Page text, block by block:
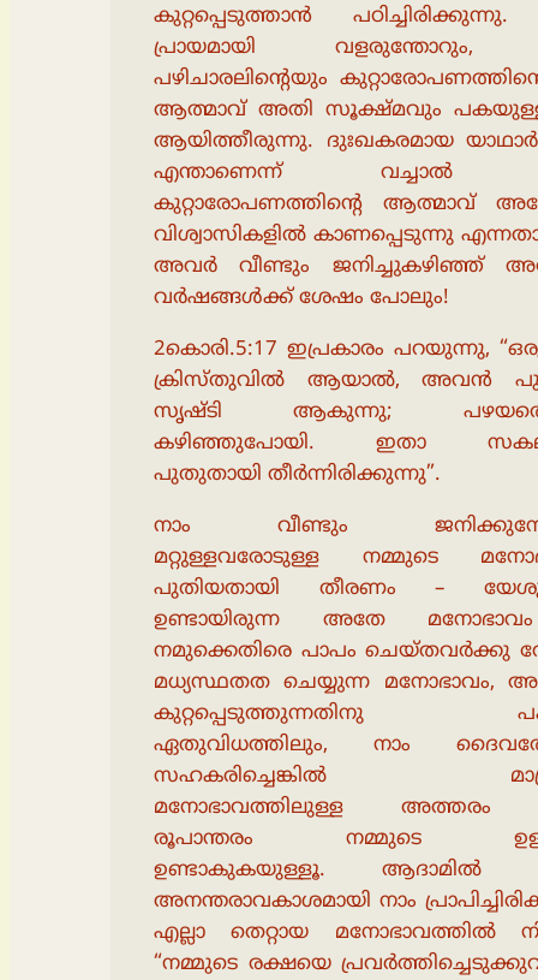
കുറ്റപ്പെടുത്താൻ പഠിച്ചിരിക്കുന്നു.
പ്രായമായി
പഴിചാരലിന്റെയും
ആത്മാവ് അതി സൂക്ഷ്മവും
ആയിത്തീരുന്നു. ദുഃഖകരമായ
എന്താണെന്ന്
കുറ്റാരോപണത്തിന്റെ ആത്മാവ്
വിശ്വാസികളിൽ കാണപ്പെടുന്നു
അവർ വീണ്ടും ജനിച്ചുകഴിഞ്ഞ്
വർഷങ്ങൾക്ക് ശേഷം പോലും!
2കൊരി.5:17 ഇപ്രകാരം പറയുന്നു,
ക്രിസ്തുവിൽ ആയാൽ, അവൻ
സൃഷ്ടി ആകുന്നു;
കഴിഞ്ഞുപോയി. ഇതാ
പുതുതായി തീർന്നിരിക്കുന്നു”.
നാം വീണ്ടും
മറ്റുള്ളവരോടുള്ള നമ്മുടെ
പുതിയതായി തീരണം –
ഉണ്ടായിരുന്ന അതേ
നമുക്കെതിരെ പാപം ചെയ്തവർക്കു
മധ്യസ്ഥതത ചെയ്യുന്ന മനോഭാവം,
കുറ്റപ്പെടുത്തുന്നതിനു
ഏതുവിധത്തിലും, നാം
സഹകരിച്ചെങ്കിൽ
മനോഭാവത്തിലുള്ള അത്തരം
രൂപാന്തരം നമ്മുടെ
ഉണ്ടാകുകയുള്ളൂ. ആദാമിൽ
അനന്തരാവകാശമായി നാം
എല്ലാ തെറ്റായ മനോഭാവത്തിൽ
“നമ്മുടെ രക്ഷയെ